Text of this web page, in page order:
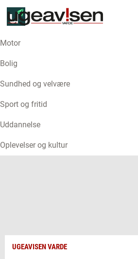
Motor
Bolig
Sundhed og velvære
Sport og fritid
Uddannelse
Oplevelser og kultur
UGEAVISEN VARDE